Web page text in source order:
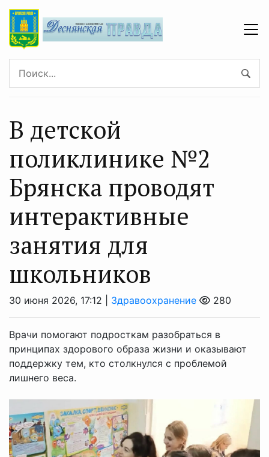
В детской
поликлинике №2
Брянска проводят
интерактивные
занятия для
школьников
30 июня 2026, 17:12 | Здравоохранение 280
Врачи помогают подросткам разобраться в
принципах здорового образа жизни и оказывают
поддержку тем, кто столкнулся с проблемой
лишнего веса.